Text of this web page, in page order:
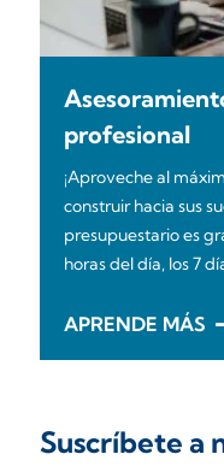
profesional
¡Aproveche al
construir hacia sus
presupuestario es
horas del día, los 7
APRENDE MÁS
Suscríbete a